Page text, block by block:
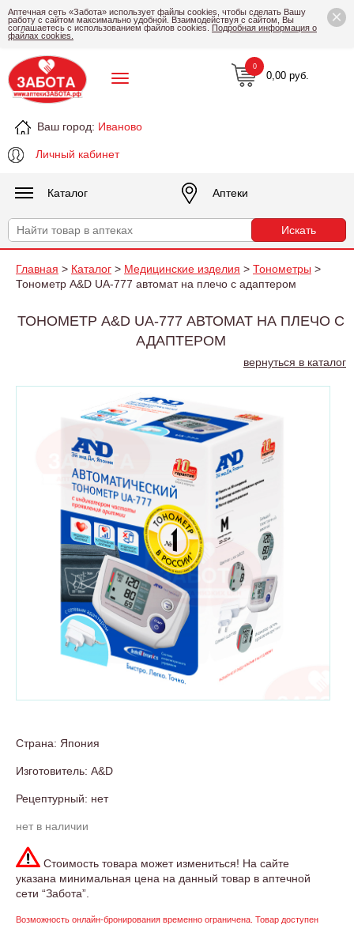
×
Аптечная сеть «Забота» использует файлы cookies, чтобы сделать Вашу
работу с сайтом максимально удобной. Взаимодействуя с сайтом, Вы
соглашаетесь с использованием файлов cookies. Подробная информация о
файлах cookies.
Ваш город: Иваново
Личный кабинет
0,00 руб.
0
Каталог Аптеки
Главная > Каталог > Медицинские изделия > Тонометры >
Тонометр A&D UA-777 автомат на плечо с адаптером
ТОНОМЕТР A&D UA-777 АВТОМАТ НА ПЛЕЧО С
АДАПТЕРОМ
вернуться в каталог
Страна: Япония
Изготовитель: A&D
Рецептурный: нет
нет в наличии
Стоимость товара может измениться! На сайте
указана минимальная цена на данный товар в аптечной
сети “Забота”.
Возможность онлайн-бронирования временно ограничена. Товар доступен